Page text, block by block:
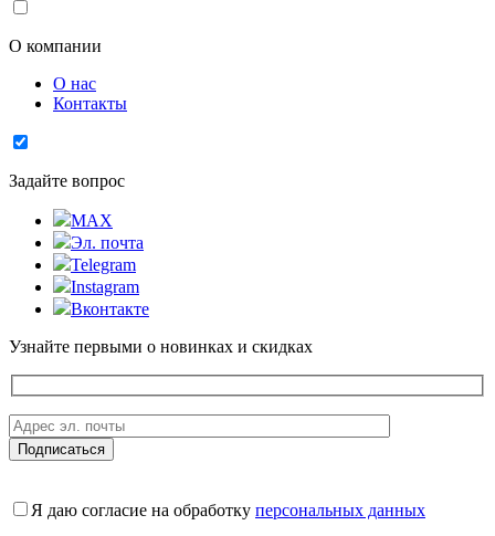
О компании
О нас
Контакты
Задайте вопрос
MAX
Эл. почта
Telegram
Instagram
Вконтакте
Узнайте первыми о новинках и скидках
Я даю согласие на обработку персональных данных